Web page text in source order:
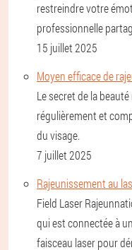
restreindre votre
professionnelle
15 juillet 2025
Moyen efficace de
Le secret de la
régulièrement et
du visage.
7 juillet 2025
Rajeunissement au
Field Laser
qui est connectée à
faisceau laser pour